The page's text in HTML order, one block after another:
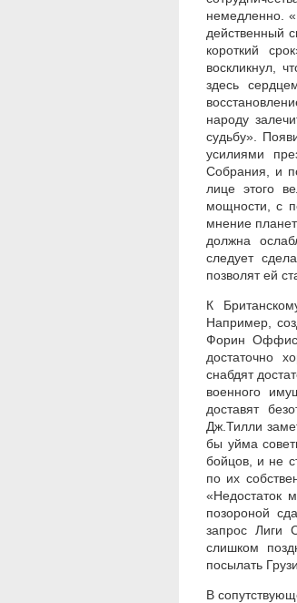
немедленно.
действенный
короткий
воскликнул,
здесь
народу
судьбу».
усилиями
Собрания, и
лице этого
мощности, с
мнение
должна
следует
позволят ей
К
Например,
Форин
достаточно
снабдят
военного
доставят
Дж.Тилли
бы уйма
бойцов, и не
по их
«Недостаток
позороной
запрос Лиги
слишком
посылать
В